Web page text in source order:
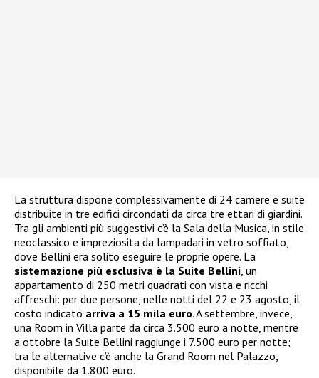
La struttura dispone complessivamente di 24 camere e suite
distribuite in tre edifici circondati da circa tre ettari di giardini.
Tra gli ambienti più suggestivi c’è la Sala della Musica, in stile
neoclassico e impreziosita da lampadari in vetro soffiato,
dove Bellini era solito eseguire le proprie opere. La
sistemazione più esclusiva è la Suite Bellini , un
appartamento di 250 metri quadrati con vista e ricchi
affreschi: per due persone, nelle notti del 22 e 23 agosto, il
costo indicato arriva a 15 mila euro. A settembre, invece,
una Room in Villa parte da circa 3.500 euro a notte, mentre
a ottobre la Suite Bellini raggiunge i 7.500 euro per notte;
tra le alternative c’è anche la Grand Room nel Palazzo,
disponibile da 1.800 euro.